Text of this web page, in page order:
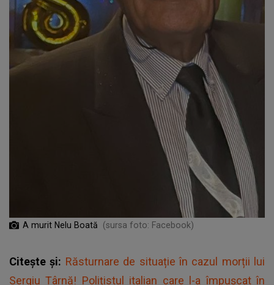
A murit Nelu Boată (sursa foto: Facebook)
Citește și: Răsturnare de situație în cazul morții lui
Sergiu Țârnă! Polițistul italian care l-a împușcat în